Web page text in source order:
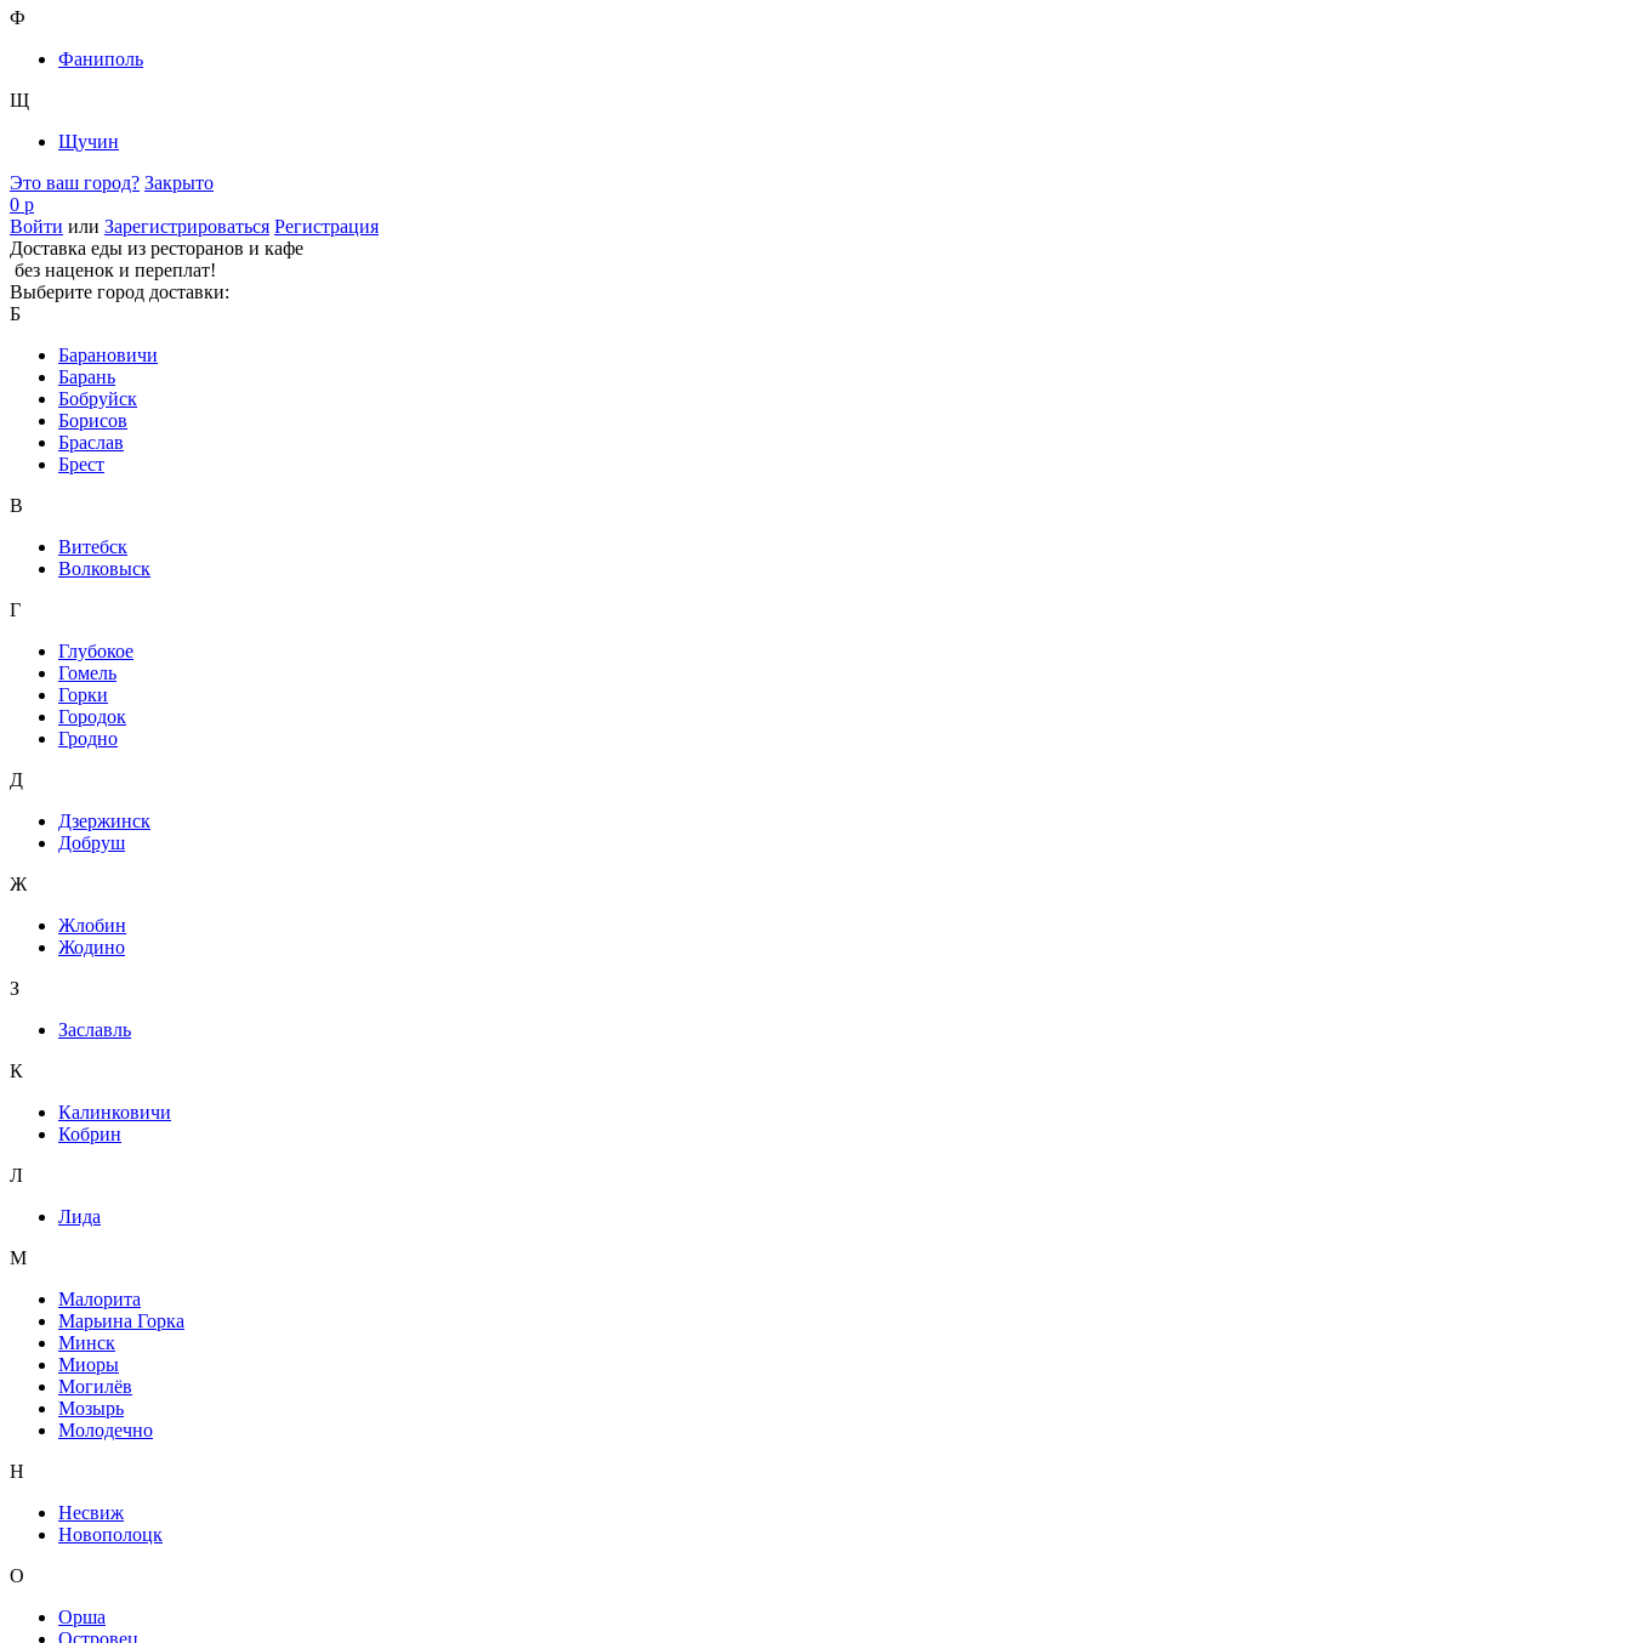
Ф
Фаниполь
Щ
Щучин
Это ваш город? Закрыто
0 р
Войти или Зарегистрироваться Регистрация
Доставка еды из ресторанов и кафе
без наценок и переплат!
Выберите город доставки:
Б
Барановичи
Барань
Бобруйск
Борисов
Браслав
Брест
В
Витебск
Волковыск
Г
Глубокое
Гомель
Горки
Городок
Гродно
Д
Дзержинск
Добруш
Ж
Жлобин
Жодино
З
Заславль
К
Калинковичи
Кобрин
Л
Лида
М
Малорита
Марьина Горка
Минск
Миоры
Могилёв
Мозырь
Молодечно
Н
Несвиж
Новополоцк
О
Орша
Островец